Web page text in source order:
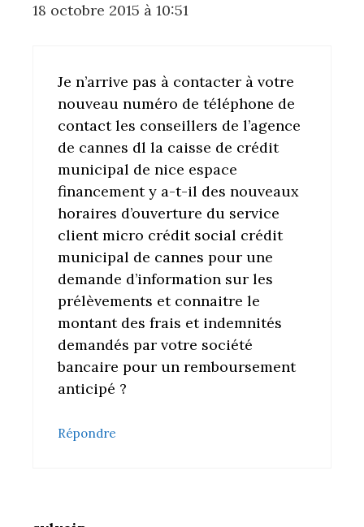
18 octobre 2015 à 10:51
Je n’arrive pas à contacter à votre
nouveau numéro de téléphone de
contact les conseillers de l’agence
de cannes dl la caisse de crédit
municipal de nice espace
financement y a-t-il des nouveaux
horaires d’ouverture du service
client micro crédit social crédit
municipal de cannes pour une
demande d’information sur les
prélèvements et connaitre le
montant des frais et indemnités
demandés par votre société
bancaire pour un remboursement
anticipé ?
Répondre